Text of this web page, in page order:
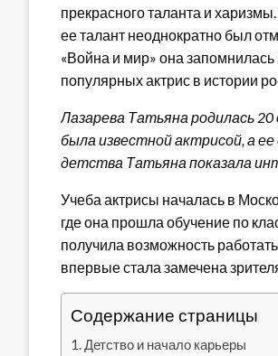
прекрасного таланта и
ее талант неоднократно был
«Война и мир» она запомнилась
популярных актрис в истории
Лазарева Татьяна родилась
была известной актрисой, а
детства Татьяна показала
Учеба актрисы началась в
где она прошла обучение по
получила возможность
впервые стала замечена
Содержание страницы
Детство и начало карьеры